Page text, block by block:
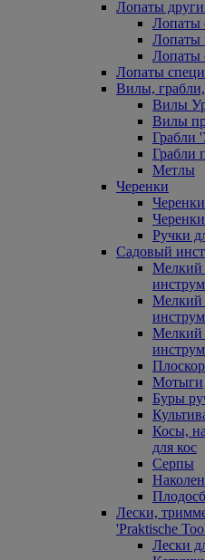
Лопаты
Лопаты
Лопаты
Лопаты
Лопаты
Вилы,
Вилы
Вилы
Грабли
Грабли
Метлы
Черенки
Ручки
Садовый
Мелкий
Мелкий
Мелкий
Мотыги
Буры
Косы,
для кос
Серпы
Лески,
'Praktische
Лески